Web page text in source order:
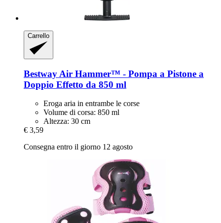
Carrello
Bestway Air Hammer™ -​ Pompa a Pistone a
Doppio Effetto da 850 ml
Eroga aria in entrambe le corse
Volume di corsa: 850 ml
Altezza: 30 cm
€ 3,59
Consegna entro il giorno 12 agosto